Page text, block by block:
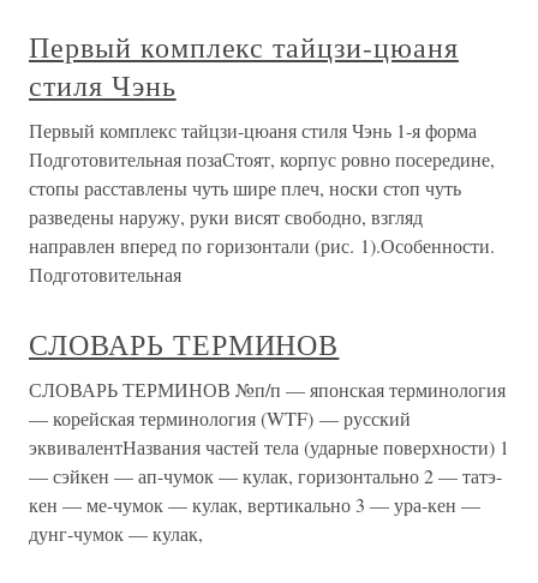
Первый комплекс тайцзи-цюаня
стиля Чэнь
Первый комплекс тайцзи-цюаня стиля Чэнь 1-я форма
Подготовительная позаСтоят, корпус ровно посередине,
стопы расставлены чуть шире плеч, носки стоп чуть
разведены наружу, руки висят свободно, взгляд
направлен вперед по горизонтали (рис. 1).Особенности.
Подготовительная
СЛОВАРЬ ТЕРМИНОВ
СЛОВАРЬ ТЕРМИНОВ №п/п — японская терминология
— корейская терминология (WTF) — русский
эквивалентНазвания частей тела (ударные поверхности) 1
— сэйкен — ап-чумок — кулак, горизонтально 2 — татэ-
кен — ме-чумок — кулак, вертикально 3 — ура-кен —
дунг-чумок — кулак,